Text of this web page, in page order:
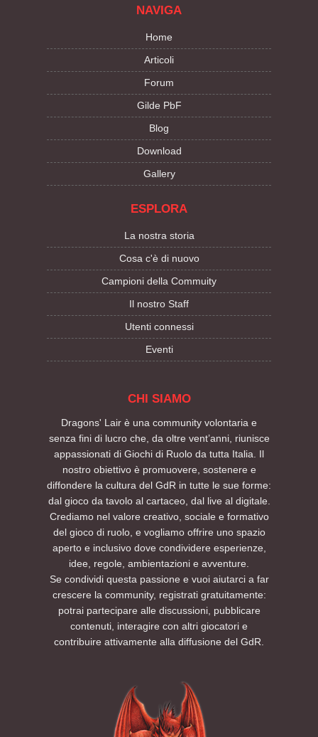
NAVIGA
Home
Articoli
Forum
Gilde PbF
Blog
Download
Gallery
ESPLORA
La nostra storia
Cosa c'è di nuovo
Campioni della Commuity
Il nostro Staff
Utenti connessi
Eventi
CHI SIAMO
Dragons' Lair è una community volontaria e
senza fini di lucro che, da oltre vent’anni, riunisce
appassionati di Giochi di Ruolo da tutta Italia. Il
nostro obiettivo è promuovere, sostenere e
diffondere la cultura del GdR in tutte le sue forme:
dal gioco da tavolo al cartaceo, dal live al digitale.
Crediamo nel valore creativo, sociale e formativo
del gioco di ruolo, e vogliamo offrire uno spazio
aperto e inclusivo dove condividere esperienze,
idee, regole, ambientazioni e avventure.
Se condividi questa passione e vuoi aiutarci a far
crescere la community, registrati gratuitamente:
potrai partecipare alle discussioni, pubblicare
contenuti, interagire con altri giocatori e
contribuire attivamente alla diffusione del GdR.